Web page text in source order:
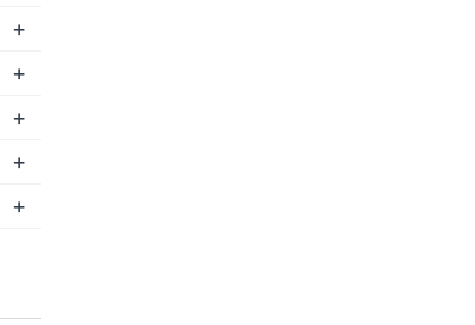
+
+
+
+
+